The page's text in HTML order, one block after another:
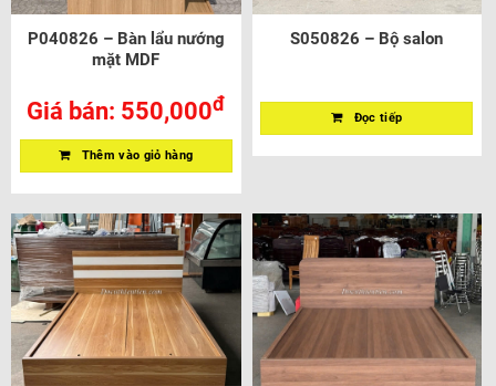
P040826 – Bàn lẩu nướng
mặt MDF
Giá bán: 550,000đ
Thêm vào giỏ hàng
S050826 – Bộ salon
Đọc tiếp